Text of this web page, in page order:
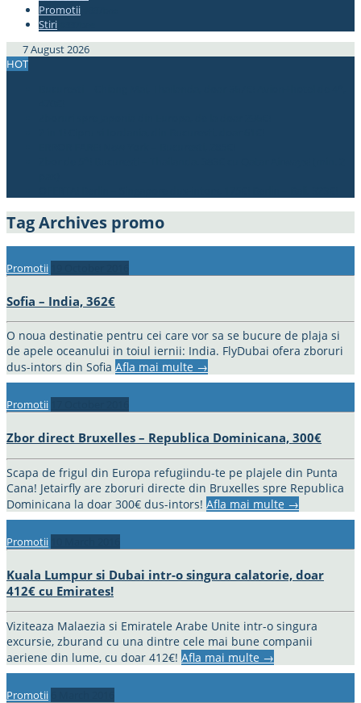
Promotii
Stiri
7 August 2026
HOT
Tag Archives promo
Promotii
Sofia – India, 362€
O noua destinatie pentru cei care vor sa se bucure de plaja si
de apele oceanului in toiul iernii: India. FlyDubai ofera zboruri
dus-intors din Sofia Afla mai multe →
Promotii
Zbor direct Bruxelles – Republica Dominicana, 300€
Scapa de frigul din Europa refugiindu-te pe plajele din Punta
Cana! Jetairfly are zboruri directe din Bruxelles spre Republica
Dominicana la doar 300€ dus-intors! Afla mai multe →
Promotii
Kuala Lumpur si Dubai intr-o singura calatorie, doar
412€ cu Emirates!
Viziteaza Malaezia si Emiratele Arabe Unite intr-o singura
excursie, zburand cu una dintre cele mai bune companii
aeriene din lume, cu doar 412€! Afla mai multe →
Promotii